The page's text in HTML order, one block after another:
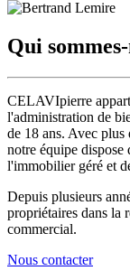
Qui
CELAVIpierre
l'administration de
de 18 ans. Avec plus
notre équipe dispose
l'immobilier géré et
Depuis plusieurs
propriétaires dans la
commercial.
Nous contacter